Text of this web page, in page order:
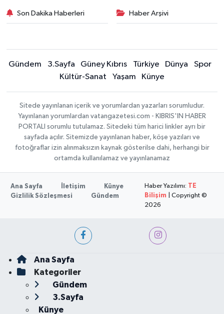
Son Dakika Haberleri Haber Arşivi
Gündem 3.Sayfa Güney Kıbrıs Türkiye Dünya
Spor
Kültür-Sanat
Yaşam Künye
Sitede yayınlanan içerik ve yorumlardan yazarları sorumludur.
Yayınlanan yorumlardan vatangazetesi.com - KIBRIS'IN HABER
PORTALI sorumlu tutulamaz. Sitedeki tüm harici linkler ayrı bir
sayfada açılır. Sitemizde yayınlanan haber, köşe yazıları ve
fotoğraflar izin alınmaksızın kaynak gösterilse dahi, herhangi bir
ortamda kullanılamaz ve yayınlanamaz
Ana Sayfa İletişim
Künye
Gizlilik Sözleşmesi
Gündem
Haber Yazılımı: TE
Bilişim | Copyright ©
2026
Ana Sayfa
Kategoriler
Gündem
3.Sayfa
Künye